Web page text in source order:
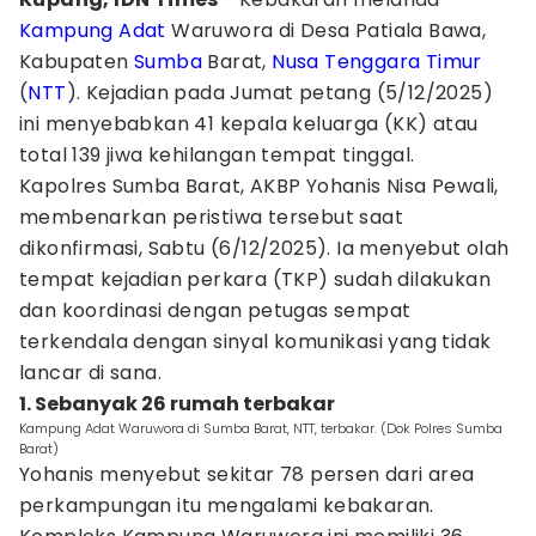
Kampung Adat Waruwora di Desa Patiala Bawa,
KabupatenSumba Barat, Nusa Tenggara Timur
(NTT). Kejadian pada Jumat petang (5/12/2025)
ini menyebabkan 41 kepala keluarga (KK) atau
total 139 jiwa kehilangan tempat tinggal.
Kapolres Sumba Barat, AKBP Yohanis Nisa Pewali,
membenarkan peristiwa tersebut saat
dikonfirmasi, Sabtu (6/12/2025). Ia menyebut olah
tempat kejadian perkara (TKP) sudah dilakukan
dan koordinasi dengan petugas sempat
terkendala dengan sinyal komunikasi yang tidak
lancar di sana.
1. Sebanyak 26 rumah terbakar
Kampung Adat Waruwora di Sumba Barat, NTT, terbakar. (Dok Polres Sumba
Barat)
Yohanis menyebut sekitar 78 persen dari area
perkampungan itu mengalami kebakaran.